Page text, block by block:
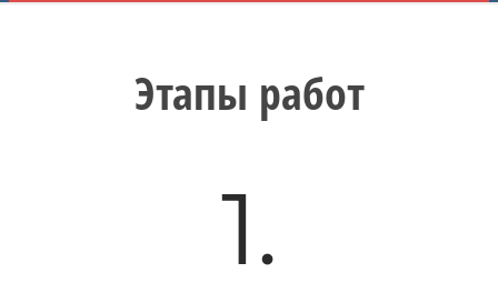
Этапы работ
1.